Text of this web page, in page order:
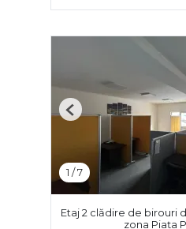
1 /7
Previous
Etaj 2 clădire de birouri
zona Piața